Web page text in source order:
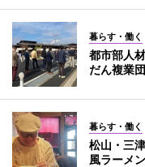
暮らす・働く
都市部人
だん複業
暮らす・働く
松山・三
風ラーメ